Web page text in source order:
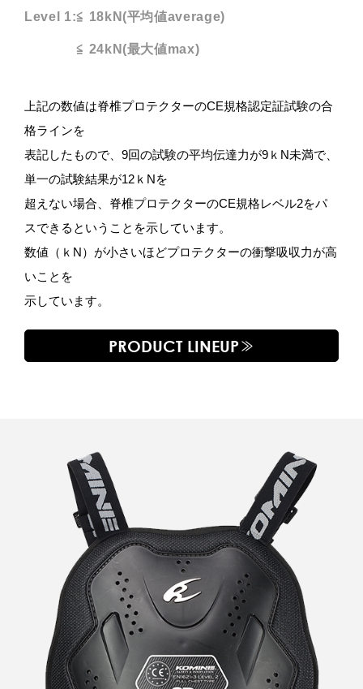
Level 1:≦ 18kN (平均値average)
≦ 24kN (最大値max)
上記の数値は脊椎プロテクターのCE規格認定証試験の合
格ラインを
表記したもので、9回の試験の平均伝達力が9ｋN未満で、
単一の試験結果が12ｋNを
超えない場合、脊椎プロテクターのCE規格レベル2をパ
スできるということを示しています。
数値（ｋN）が小さいほどプロテクターの衝撃吸収力が高
いことを
示しています。
PRODUCT LINEUP